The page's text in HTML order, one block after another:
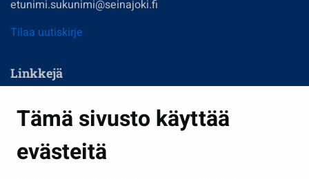
Tämä sivusto käyttää
evästeitä
etunimi.sukunimi@seinajoki.fi
Tilaa uutiskirje
Linkkejä
Kasvatus ja opetus
Kulttuuri ja liikunta